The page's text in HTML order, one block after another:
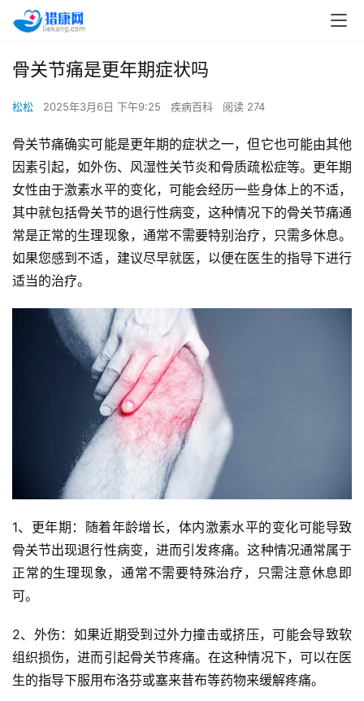
骨关节痛是更年期症状吗
松松 2025年3月6日 下午9:25 疾病百科 阅读 274
骨关节痛确实可能是更年期的症状之一，但它也可能由其他
因素引起，如外伤、风湿性关节炎和骨质疏松症等。更年期
女性由于激素水平的变化，可能会经历一些身体上的不适，
其中就包括骨关节的退行性病变，这种情况下的骨关节痛通
常是正常的生理现象，通常不需要特别治疗，只需多休息。
如果您感到不适，建议尽早就医，以便在医生的指导下进行
适当的治疗。
1、更年期：随着年龄增长，体内激素水平的变化可能导致
骨关节出现退行性病变，进而引发疼痛。这种情况通常属于
正常的生理现象，通常不需要特殊治疗，只需注意休息即
可。
2、外伤：如果近期受到过外力撞击或挤压，可能会导致软
组织损伤，进而引起骨关节疼痛。在这种情况下，可以在医
生的指导下服用布洛芬或塞来昔布等药物来缓解疼痛。